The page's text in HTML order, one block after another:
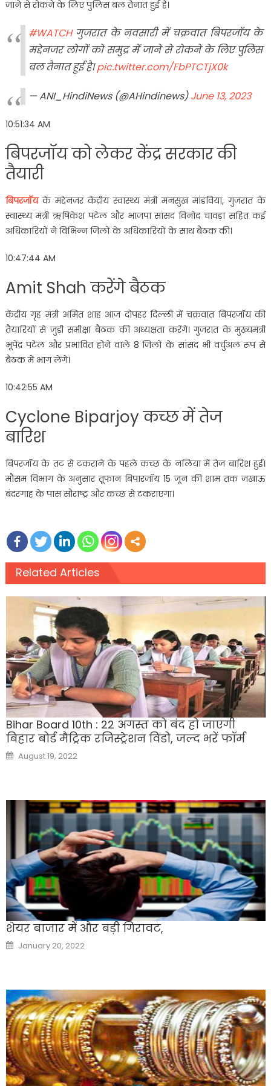
जाने से रोकने के लिए पुलिस बल तैनात हुई है।
#WATCHगुजरात के नवसारी में चक्रवात बिपरजॉय के
मद्देनजर लोगों को समुद्र में जाने से रोकने के लिए पुलिस
बल तैनात हुई है।pic.twitter.com/FbPTCTjX0k
— ANI_HindiNews (@AHindinews)June 13, 2023
10:51:34 AM
बिपरजॉय को लेकर केंद्र सरकार की
तैयारी
बिपरजॉयके मद्देनजर केंद्रीय स्वास्थ्य मंत्री मनसुख मांडविया, गुजरात के
स्वास्थ्य मंत्री ऋषिकेश पटेल और भाजपा सांसद विनोद चावड़ा सहित कई
अधिकारियों ने विभिन्न जिलों के अधिकारियों के साथ बैठक की।
10:47:44 AM
Amit Shah करेंगे बैठक
केंद्रीय गृह मंत्री अमित शाह आज दोपहर दिल्ली में चक्रवात बिपरजॉय की
तैयारियों से जुड़ी समीक्षा बैठक की अध्यक्षता करेंगे। गुजरात के मुख्यमंत्री
भूपेंद्र पटेल और प्रभावित होने वाले 8 जिलों के सांसद भी वर्चुअल रूप से
बैठक में भाग लेंगे।
10:42:55 AM
Cyclone Biparjoy कच्छ में तेज
बारिश
बिपरजॉय के तट से टकराने के पहले कच्छ के नलिया में तेज बारिश हुई।
मौसम विभाग के अनुसार तूफान बिपारजॉय 15 जून की शाम तक जखाऊ
बंदरगाह के पास सौराष्ट्र और कच्छ से टकराएगा।
Related Articles
Bihar Board 10th : 22 अगस्त को बंद हो जाएगी
बिहार बोर्ड मैट्रिक रजिस्ट्रेशन विंडो, जल्द भरें फॉर्म
Posted
on
August 19, 2022
शेयर बाजार में और बड़ी गिरावट,
Posted
on
January 20, 2022